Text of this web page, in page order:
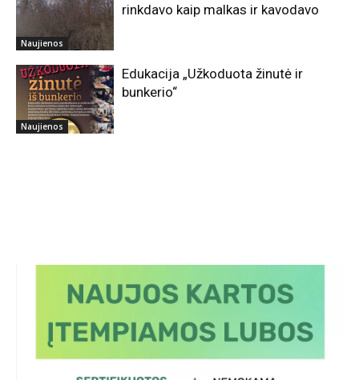
Naujienos
rinkdavo kaip malkas ir kavodavo
Naujienos
Edukacija „Užkoduota žinutė ir
bunkerio“